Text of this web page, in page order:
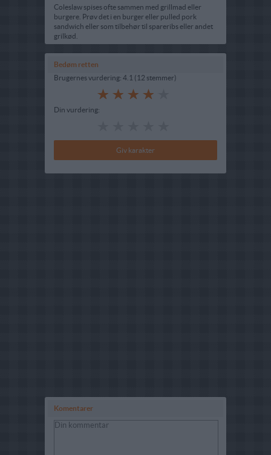
Coleslaw spises ofte sammen med grillmad eller
burgere. Prøv det i en burger eller pulled pork
sandwich eller som tilbehør til spareribs eller andet
grilkød.
Bedøm retten
Brugernes vurdering: 4.1 (12 stemmer)
Din vurdering:
Komentarer